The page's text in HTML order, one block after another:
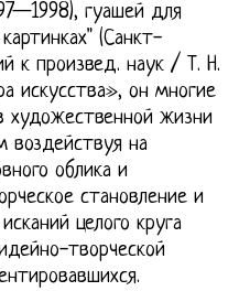
гуашей для
(Санкт-
к произвед. наук / Т. Н.
искусства», он многие
художественной жизни
воздействуя на
облика и
становление и
целого круга
творческой